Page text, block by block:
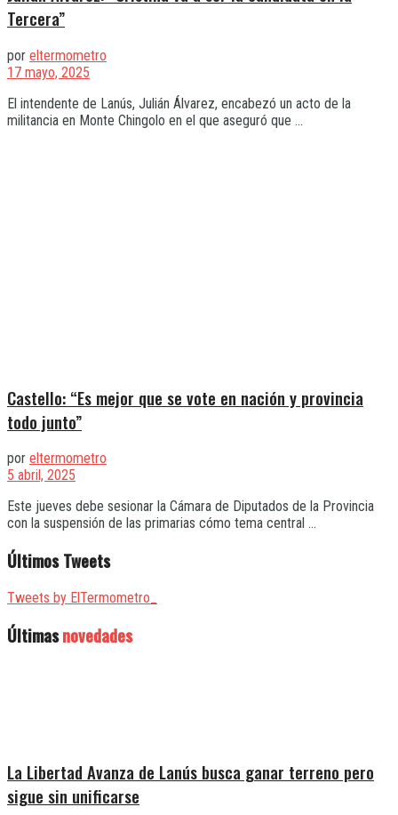
Tercera”
por eltermometro
17 mayo, 2025
El intendente de Lanús, Julián Álvarez, encabezó un acto de la
militancia en Monte Chingolo en el que aseguró que ...
Castello: “Es mejor que se vote en nación y provincia
todo junto”
por eltermometro
5 abril, 2025
Este jueves debe sesionar la Cámara de Diputados de la Provincia
con la suspensión de las primarias cómo tema central ...
Últimos Tweets
Tweets by ElTermometro_
Últimasnovedades
La Libertad Avanza de Lanús busca ganar terreno pero
sigue sin unificarse